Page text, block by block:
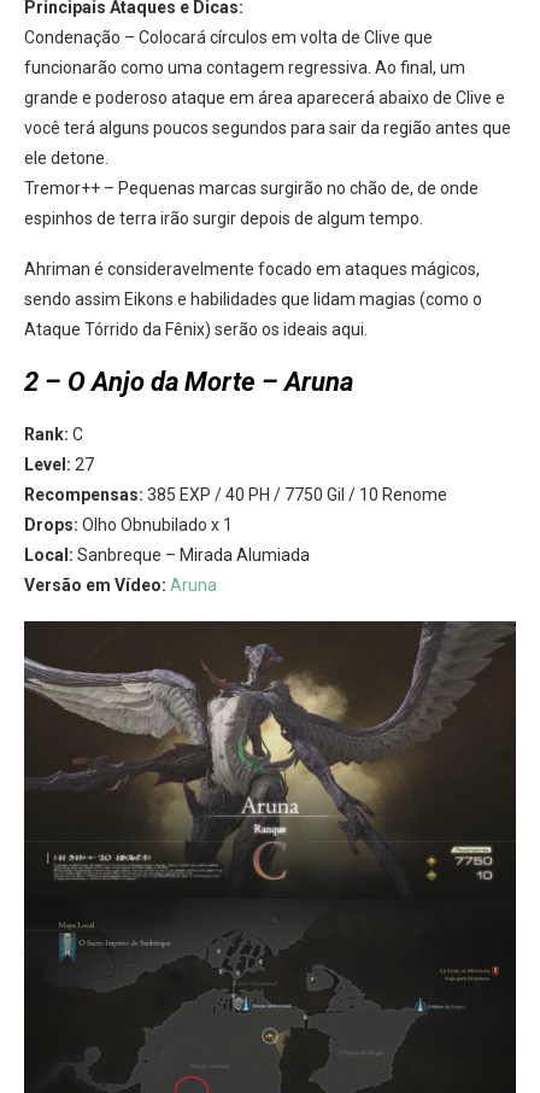
Principais Ataques e Dicas:
Condenação – Colocará círculos em volta de Clive que
funcionarão como uma contagem regressiva. Ao final, um
grande e poderoso ataque em área aparecerá abaixo de Clive e
você terá alguns poucos segundos para sair da região antes que
ele detone.
Tremor++ – Pequenas marcas surgirão no chão de, de onde
espinhos de terra irão surgir depois de algum tempo.
Ahriman é consideravelmente focado em ataques mágicos,
sendo assim Eikons e habilidades que lidam magias (como o
Ataque Tórrido da Fênix) serão os ideais aqui.
2 – O Anjo da Morte – Aruna
Rank: C
Level: 27
Recompensas: 385 EXP / 40 PH / 7750 Gil / 10 Renome
Drops: Olho Obnubilado x 1
Local: Sanbreque – Mirada Alumiada
Versão em Vídeo: Aruna